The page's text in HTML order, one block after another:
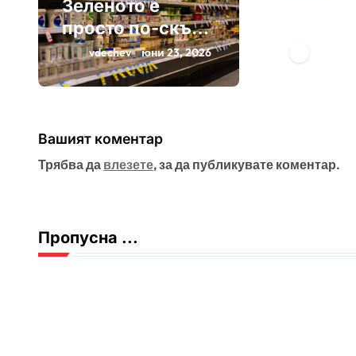
Зеленото е
просто по-скъп
маркетинг
vdechev юни 23, 2026
Вашият коментар
Трябва да влезете, за да публикувате коментар.
Пропусна ...